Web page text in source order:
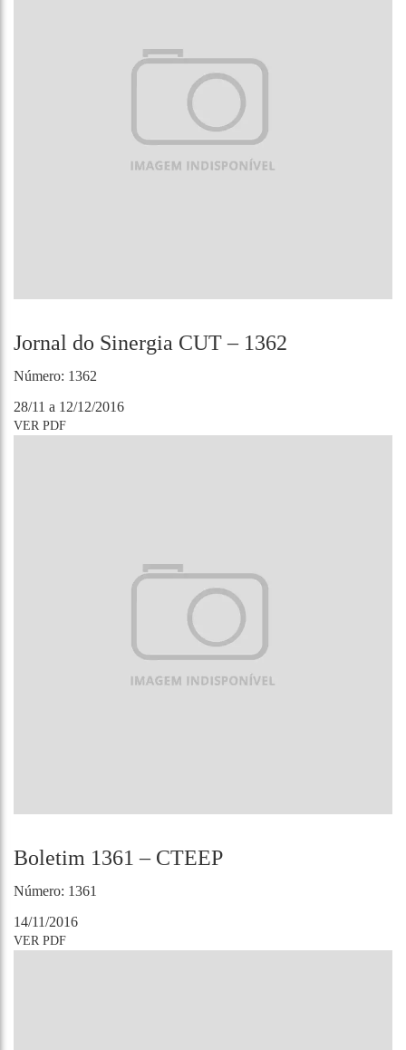
Jornal do Sinergia CUT – 1362
Número: 1362
28/11 a 12/12/2016
VER PDF
Boletim 1361 – CTEEP
Número: 1361
14/11/2016
VER PDF